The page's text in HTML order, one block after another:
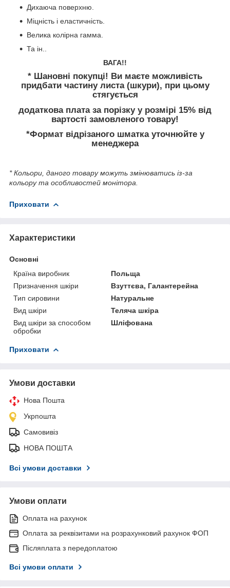
Дихаюча поверхню.
Міцність і еластичність.
Велика колірна гамма.
Та ін..
ВАГА!!
* Шановні покупці! Ви маєте можливість
придбати частину листа (шкури), при цьому
стягується
додаткова плата за порізку у розмірі 15% від
вартості замовленого товару!
*Формат відрізаного шматка уточнюйте у
менеджера
* Кольори, даного товару можуть змінюватись із-за
кольору та особливостей монітора.
Приховати
Характеристики
Основні
Країна виробник
Польща
Призначення шкіри
Взуттєва, Галантерейна
Тип сировини
Натуральне
Вид шкіри
Теляча шкіра
Вид шкіри за способом
обробки
Шліфована
Приховати
Умови доставки
Нова Пошта
Укрпошта
Самовивіз
НОВА ПОШТА
Всі умови доставки
Умови оплати
Оплата на рахунок
Оплата за реквізитами на розрахунковий рахунок ФОП
Післяплата з передоплатою
Всі умови оплати